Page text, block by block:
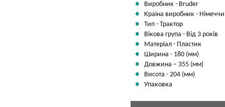
Виробник - Bruder
Країна виробник -
Тип - Трактор
Вікова група - Від 3 років
Матеріал - Пластик
Ширина - 180 (мм)
Довжина – 355 (мм)
Висота - 204 (мм)
Упаковка